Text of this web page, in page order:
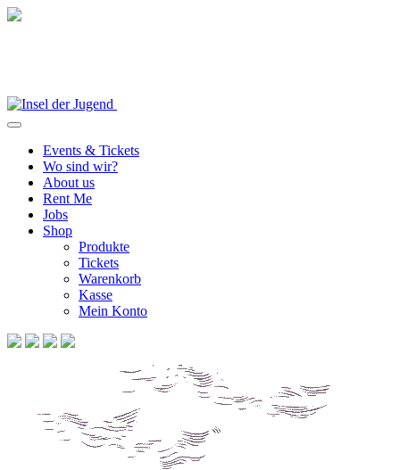
Events & Tickets
Wo sind wir?
About us
Rent Me
Jobs
Shop
Produkte
Tickets
Warenkorb
Kasse
Mein Konto